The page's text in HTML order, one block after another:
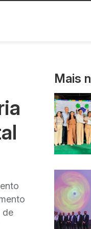
de
Mais